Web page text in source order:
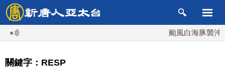
颱風白海豚襲沖
關鍵字：RESP